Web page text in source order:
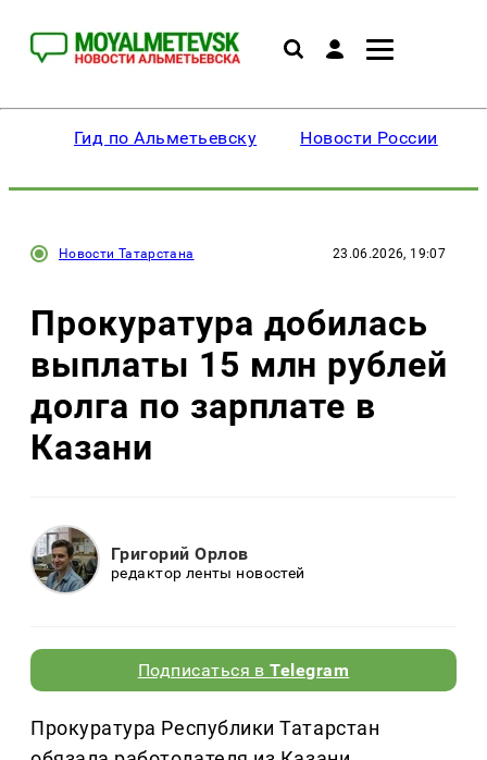
Гид по Альметьевску Новости России
Новости Татарстана 23.06.2026, 19:07
Прокуратура добилась
выплаты 15 млн рублей
долга по зарплате в
Казани
Григорий Орлов
редактор ленты новостей
Подписаться вTelegram
Прокуратура Республики Татарстан